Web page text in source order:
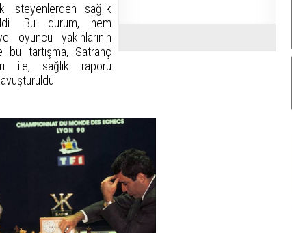
isteyenlerden sağlık
Bu durum, hem
oyuncu yakınlarının
bu tartışma, Satranç
ile, sağlık raporu